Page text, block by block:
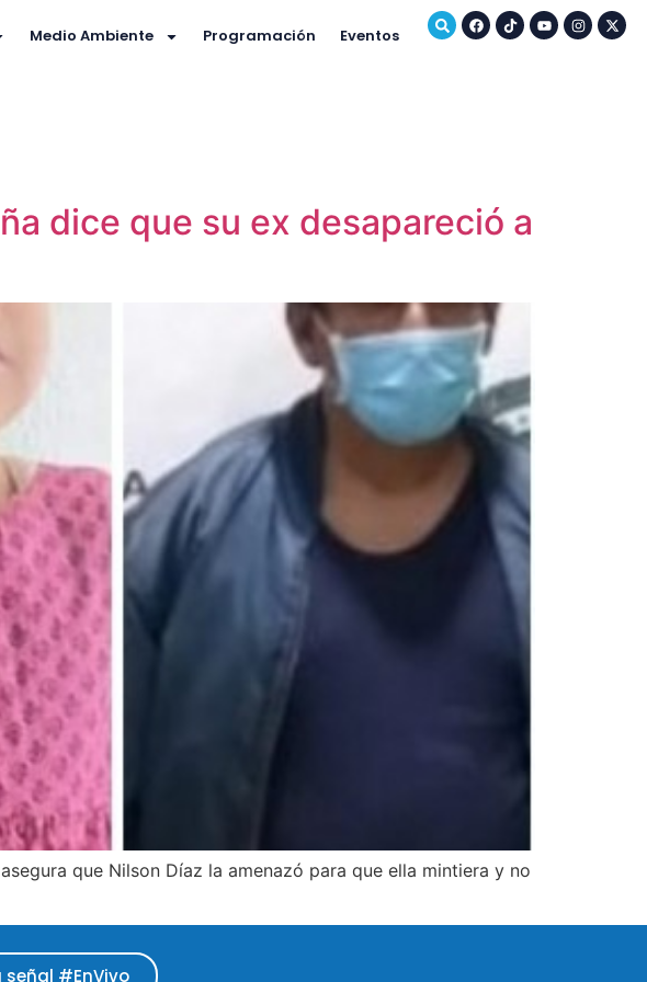
Medio Ambiente Programación Eventos
dice que su ex desapareció a
que Nilson Díaz la amenazó para que ella mintiera y no
#EnVivo